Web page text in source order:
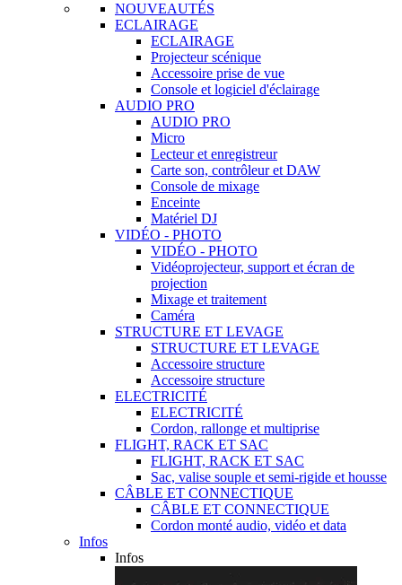
NOUVEAUTÉS
ECLAIRAGE
ECLAIRAGE
Projecteur scénique
Accessoire prise de vue
Console et logiciel d'éclairage
AUDIO PRO
AUDIO PRO
Micro
Lecteur et enregistreur
Carte son, contrôleur et DAW
Console de mixage
Enceinte
Matériel DJ
VIDÉO - PHOTO
VIDÉO - PHOTO
Vidéoprojecteur, support et écran de
projection
Mixage et traitement
Caméra
STRUCTURE ET LEVAGE
STRUCTURE ET LEVAGE
Accessoire structure
Accessoire structure
ELECTRICITÉ
ELECTRICITÉ
Cordon, rallonge et multiprise
FLIGHT, RACK ET SAC
FLIGHT, RACK ET SAC
Sac, valise souple et semi-rigide et housse
CÂBLE ET CONNECTIQUE
CÂBLE ET CONNECTIQUE
Cordon monté audio, vidéo et data
Infos
Infos